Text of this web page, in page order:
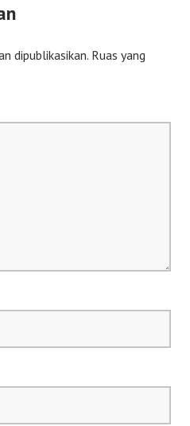
dipublikasikan. Ruas yang